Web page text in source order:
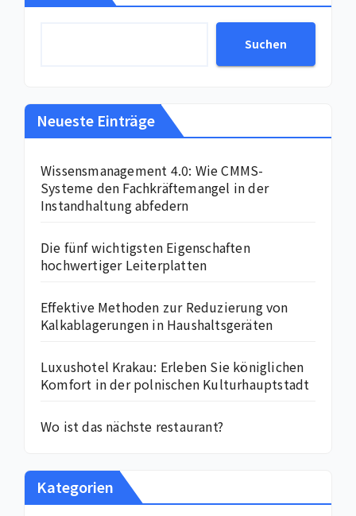
Suchen
Neueste Einträge
Wissensmanagement 4.0: Wie CMMS-
Systeme den Fachkräftemangel in der
Instandhaltung abfedern
Die fünf wichtigsten Eigenschaften
hochwertiger Leiterplatten
Effektive Methoden zur Reduzierung von
Kalkablagerungen in Haushaltsgeräten
Luxushotel Krakau: Erleben Sie königlichen
Komfort in der polnischen Kulturhauptstadt
Wo ist das nächste restaurant?
Kategorien